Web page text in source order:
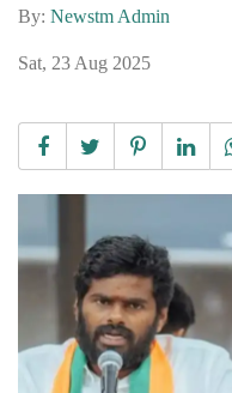
By: Newstm Admin
Sat, 23 Aug 2025